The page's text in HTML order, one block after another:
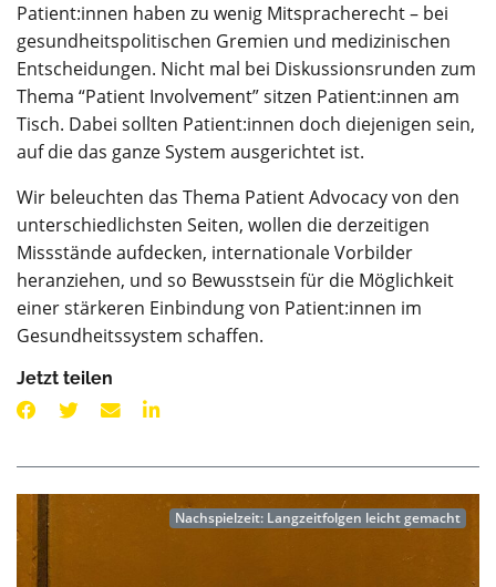
Patient:innen haben zu wenig Mitspracherecht – bei
gesundheitspolitischen Gremien und medizinischen
Entscheidungen. Nicht mal bei Diskussionsrunden zum
Thema “Patient Involvement” sitzen Patient:innen am
Tisch. Dabei sollten Patient:innen doch diejenigen sein,
auf die das ganze System ausgerichtet ist.
Wir beleuchten das Thema Patient Advocacy von den
unterschiedlichsten Seiten, wollen die derzeitigen
Missstände aufdecken, internationale Vorbilder
heranziehen, und so Bewusstsein für die Möglichkeit
einer stärkeren Einbindung von Patient:innen im
Gesundheitssystem schaffen.
Jetzt teilen
Nachspielzeit: Langzeitfolgen leicht gemacht